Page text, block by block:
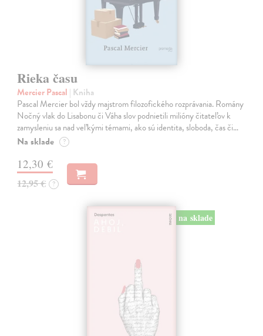
Rieka času
Mercier Pascal | Kniha
Pascal Mercier bol vždy majstrom filozofického rozprávania. Romány
Nočný vlak do Lisabonu či Váha slov podnietili milióny čitateľov k
zamysleniu sa nad veľkými témami, ako sú identita, sloboda, čas či…
Na sklade ?
12,30 €
12,95 € ?
na sklade